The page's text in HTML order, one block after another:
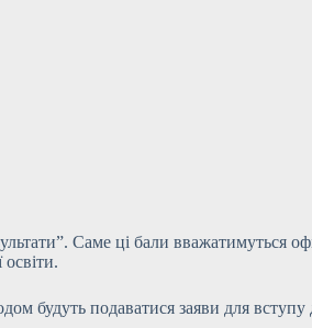
Саме ці бали вважатимуться
будуть подаватися заяви для вступу